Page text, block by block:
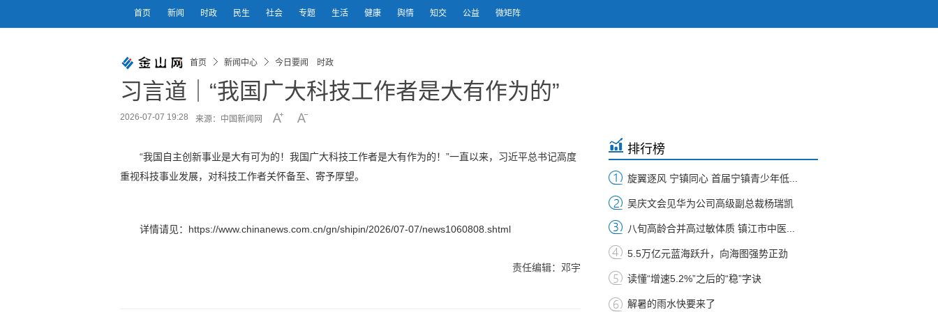
首页 新闻 时政 民生 社会 专题 生活 健康 舆情 知交 公益 微矩阵
首页 新闻中心 今日要闻 时政
习言道｜“我国广大科技工作者是大有作为的”
2026-07-07 19:28 来源：中国新闻网
“我国自主创新事业是大有可为的！我国广大科技工作者是大有作为的！”一直以来，习近平总书记高度
重视科技事业发展，对科技工作者关怀备至、寄予厚望。
详情请见：https://www.chinanews.com.cn/gn/shipin/2026/07-07/news1060808.shtml
责任编辑：邓宇
排行榜
旋翼逐风 宁镇同心 首届宁镇青少年低...
吴庆文会见华为公司高级副总裁杨瑞凯
八旬高龄合并高过敏体质 镇江市中医...
5.5万亿元蓝海跃升，向海图强势正劲
读懂“增速5.2%”之后的“稳”字诀
解暑的雨水快要来了